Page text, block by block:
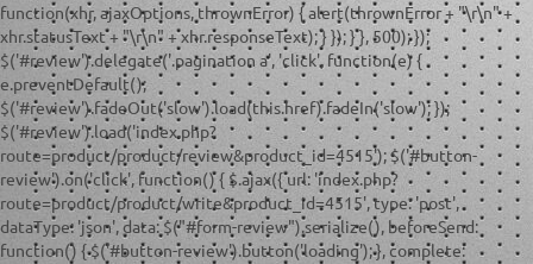
function(xhr, ajaxOptions, thrownError) { alert(thrownError + "\r\n" +
xhr.statusText + "\r\n" + xhr.responseText); } }); } }, 500); });
$('#review').delegate('.pagination a', 'click', function(e) {
e.preventDefault();
$('#review').fadeOut('slow').load(this.href).fadeIn('slow'); });
$('#review').load('index.php?
route=product/product/review&product_id=4515'); $('#button-
review').on('click', function() { $.ajax({ url: 'index.php?
route=product/product/write&product_id=4515', type: 'post',
dataType: 'json', data: $("#form-review").serialize(), beforeSend:
function() { $('#button-review').button('loading'); }, complete: